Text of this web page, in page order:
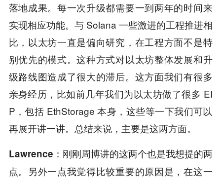
落地成果。每一次升级都需要一到两年的时间来
实现相应功能。与 Solana 一些激进的工程推进相
比，以太坊一直是偏向研究，在工程方面不是特
别优先的模式。这种方式对以太坊整体发展和升
级路线图造成了很大的滞后。这方面我们有很多
亲身经历，比如前几年我们为以太坊做了很多 EI
P，包括 EthStorage 本身，这些等一下我们可以
再展开讲一讲。总结来说，主要是这两方面。
Lawrence： 刚刚周博讲的这两个也是我想提的两
点。另外一点我觉得比较重要的原因是，在这一